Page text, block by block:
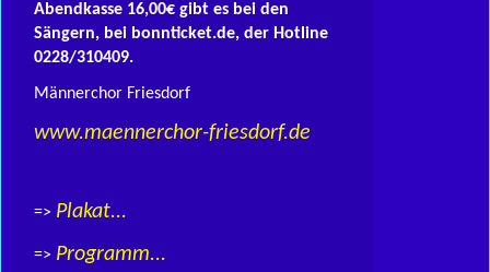
Abendkasse 16,00€ gibt es bei den
Sängern, bei bonnticket.de, der Hotline
0228/310409.
Männerchor Friesdorf
www.maennerchor-friesdorf.de
=> Plakat...
=> Programm...